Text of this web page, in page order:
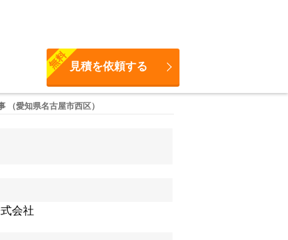
見積を依頼する
無料
（愛知県名古屋市西区）
会社